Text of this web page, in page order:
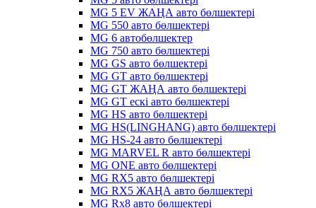
MG 5 EV ЖАҢА авто бөлшектері
MG 550 авто бөлшектері
MG 6 автобөлшектер
MG 750 авто бөлшектері
MG GS авто бөлшектері
MG GT авто бөлшектері
MG GT ЖАҢА авто бөлшектері
MG GT ескі авто бөлшектері
MG HS авто бөлшектері
MG HS(LINGHANG) авто бөлшектері
MG HS-24 авто бөлшектері
MG MARVEL R авто бөлшектері
MG ONE авто бөлшектері
MG RX5 авто бөлшектері
MG RX5 ЖАҢА авто бөлшектері
MG Rx8 авто бөлшектері